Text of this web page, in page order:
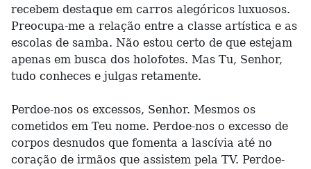
recebem destaque em carros alegóricos luxuosos.
Preocupa-me a relação entre a classe artística e as
escolas de samba. Não estou certo de que estejam
apenas em busca dos holofotes. Mas Tu, Senhor,
tudo conheces e julgas retamente.
Perdoe-nos os excessos, Senhor. Mesmos os
cometidos em Teu nome. Perdoe-nos o excesso de
corpos desnudos que fomenta a lascívia até no
coração de irmãos que assistem pela TV. Perdoe-